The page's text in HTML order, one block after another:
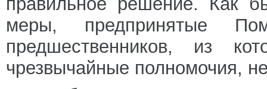
меры, предпринятые
предшественников, из
чрезвычайные полномочия,